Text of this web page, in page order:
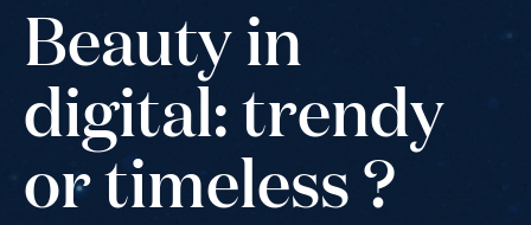
Beauty in
digital: trendy
or timeless ?